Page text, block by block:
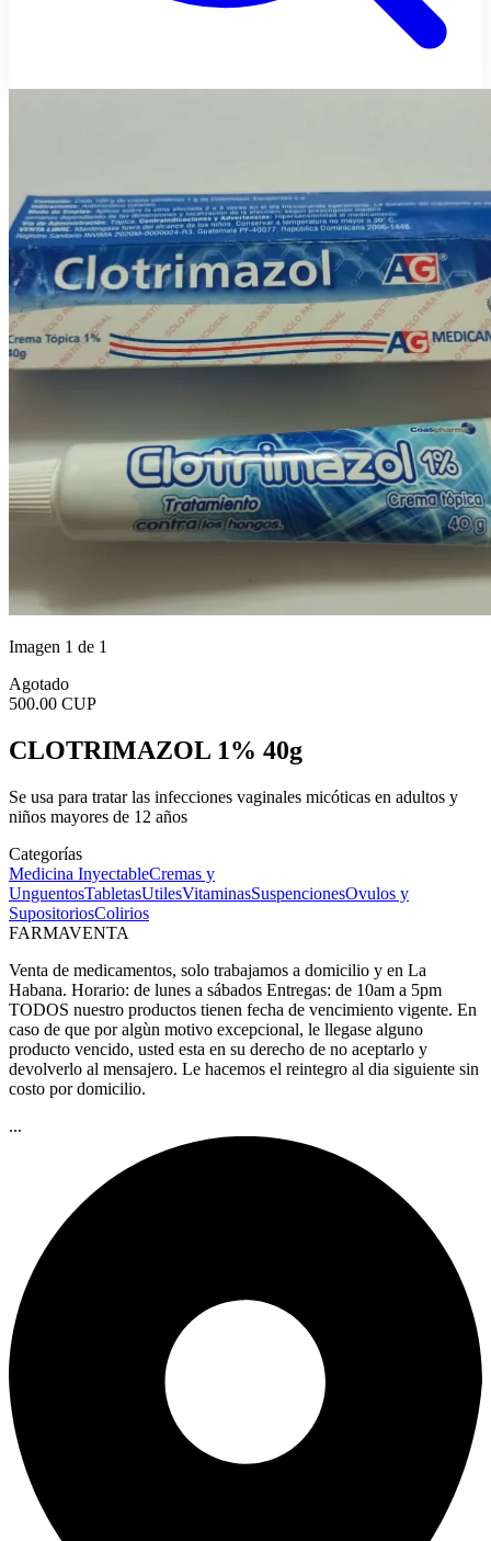
Imagen 1 de 1
Agotado
500.00 CUP
CLOTRIMAZOL 1% 40g
Se usa para tratar las infecciones vaginales micóticas en adultos y
niños mayores de 12 años
Categorías
Medicina InyectableCremas y
UnguentosTabletasUtilesVitaminasSuspencionesOvulos y
SupositoriosColirios
FARMAVENTA
Venta de medicamentos, solo trabajamos a domicilio y en La
Habana. Horario: de lunes a sábados Entregas: de 10am a 5pm
TODOS nuestro productos tienen fecha de vencimiento vigente. En
caso de que por algùn motivo excepcional, le llegase alguno
producto vencido, usted esta en su derecho de no aceptarlo y
devolverlo al mensajero. Le hacemos el reintegro al dia siguiente sin
costo por domicilio.
...